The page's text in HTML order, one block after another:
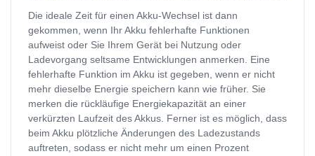
Die ideale Zeit für einen Akku-Wechsel ist dann
gekommen, wenn Ihr Akku fehlerhafte Funktionen
aufweist oder Sie Ihrem Gerät bei Nutzung oder
Ladevorgang seltsame Entwicklungen anmerken. Eine
fehlerhafte Funktion im Akku ist gegeben, wenn er nicht
mehr dieselbe Energie speichern kann wie früher. Sie
merken die rückläufige Energiekapazität an einer
verkürzten Laufzeit des Akkus. Ferner ist es möglich, dass
beim Akku plötzliche Änderungen des Ladezustands
auftreten, sodass er nicht mehr um einen Prozent